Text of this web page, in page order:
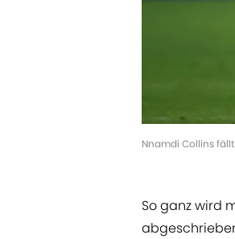
Nnamdi Collins
So ganz wird